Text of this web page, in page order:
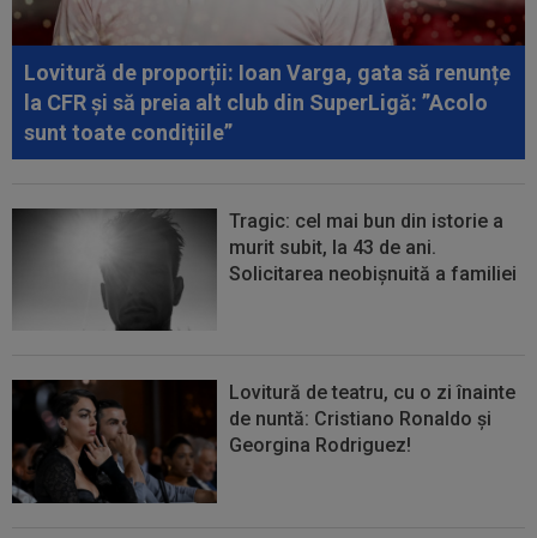
transferul la încă o echipă de UCL! Picat la...
Lovitură de proporții: Ioan Varga, gata să renunțe
la CFR și să preia alt club din SuperLigă: ”Acolo
sunt toate condițiile”
Tragic: cel mai bun din istorie a
murit subit, la 43 de ani.
Solicitarea neobișnuită a familiei
Lovitură de teatru, cu o zi înainte
de nuntă: Cristiano Ronaldo și
Georgina Rodriguez!